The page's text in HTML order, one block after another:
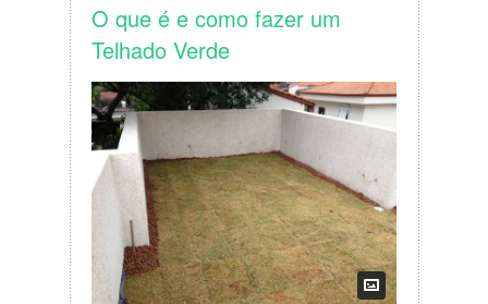
O que é e como fazer um
Telhado Verde